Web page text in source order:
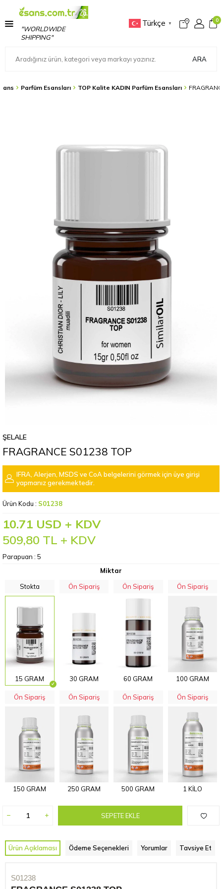
"WORLDWIDE
SHIPPING"
Türkçe ▼
0
ARA
Parfüm Esansları TOP Kalite KADIN Parfüm Esansları
ŞELALE
FRAGRANCE S01238 TOP
IFRA, Alerjen, MSDS ve CoA belgelerini görmek için üye girişi
yapmanız gerekmektedir.
Ürün Kodu : S01238
10.71 USD + KDV
509,80 TL + KDV
Parapuan : 5
Miktar
Stokta
15 GRAM
Ön Sipariş
30 GRAM
Ön Sipariş
60 GRAM
Ön Sipariş
100 GRAM
Ön Sipariş
150 GRAM
Ön Sipariş
250 GRAM
Ön Sipariş
500 GRAM
Ön Sipariş
1 KİLO
SEPETE EKLE
Ürün Açıklaması Ödeme Seçenekleri Yorumlar Tavsiye Et
S01238